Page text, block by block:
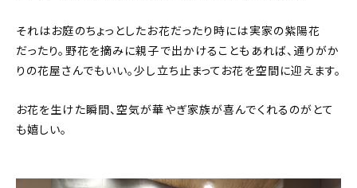
それはお庭のちょっとしたお花だったり時には実家の紫陽花
だったり。野花を摘みに親子で出かけることもあれば、通りがか
りの花屋さんでもいい。少し立ち止まってお花を空間に迎えます。
お花を生けた瞬間、空気が華やぎ家族が喜んでくれるのがとて
も嬉しい。